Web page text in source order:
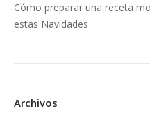
Cómo preparar una receta
estas Navidades
Archivos